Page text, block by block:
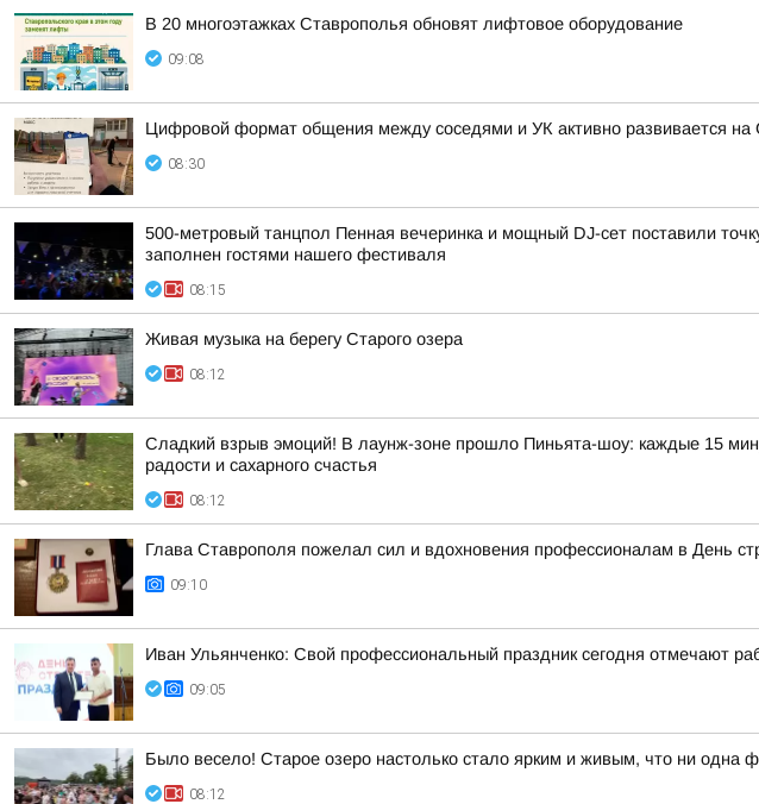
В 20 многоэтажках Ставрополья обновят лифтовое оборудование
09:08
Цифровой формат общения между соседями и УК активно развивается на
08:30
500-метровый танцпол Пенная вечеринка и мощный DJ-сет поставили
заполнен гостями нашего фестиваля
08:15
Живая музыка на берегу Старого озера
08:12
Сладкий взрыв эмоций! В лаунж-зоне прошло Пиньята-шоу: каждые 15
радости и сахарного счастья
08:12
Глава Ставрополя пожелал сил и вдохновения профессионалам в День
09:10
Иван Ульянченко: Свой профессиональный праздник сегодня отмечают
09:05
Было весело! Старое озеро настолько стало ярким и живым, что ни одна
08:12